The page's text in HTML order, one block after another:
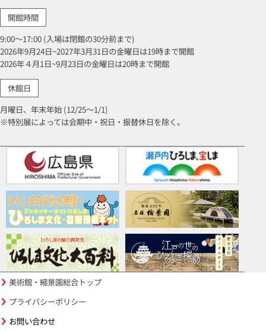
開館時間
9:00～17:00 (入場は閉館の30分前まで)
2026年9月24日~2027年3月31日の金曜日は19時まで開館
2026年４月1日~9月23日の金曜日は20時まで開館
休館日
月曜日、年末年始 (12/25～1/1)
※特別展によっては会期中・祝日・振替休日を除く。
美術館・縮景園総合トップ
プライバシーポリシー
お問い合わせ